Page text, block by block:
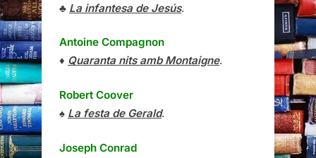
♣ La infantesa de Jesús.
Antoine Compagnon
♦ Quaranta nits amb Montaigne.
Robert Coover
♠ La festa de Gerald.
Joseph Conrad